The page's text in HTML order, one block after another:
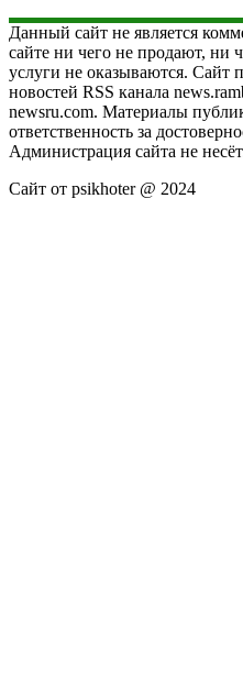
Данный сайт не является
сайте ни чего не продают, ни
услуги не оказываются. Сайт
новостей RSS канала
newsru.com. Материалы
ответственность за
Администрация сайта не
Сайт от psikhoter @ 2024